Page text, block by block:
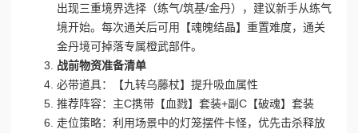
出现三重境界选择（练气/筑基/金丹），建议新手从练气
境开始。每次通关后可用【魂魄结晶】重置难度，通关
金丹境可掉落专属橙武部件。
战前物资准备清单
必带道具：【九转乌藤杖】提升吸血属性
推荐阵容：主C携带【血戮】套装+副C【破魂】套装
走位策略：利用场景中的灯笼摆件卡怪，优先击杀释放